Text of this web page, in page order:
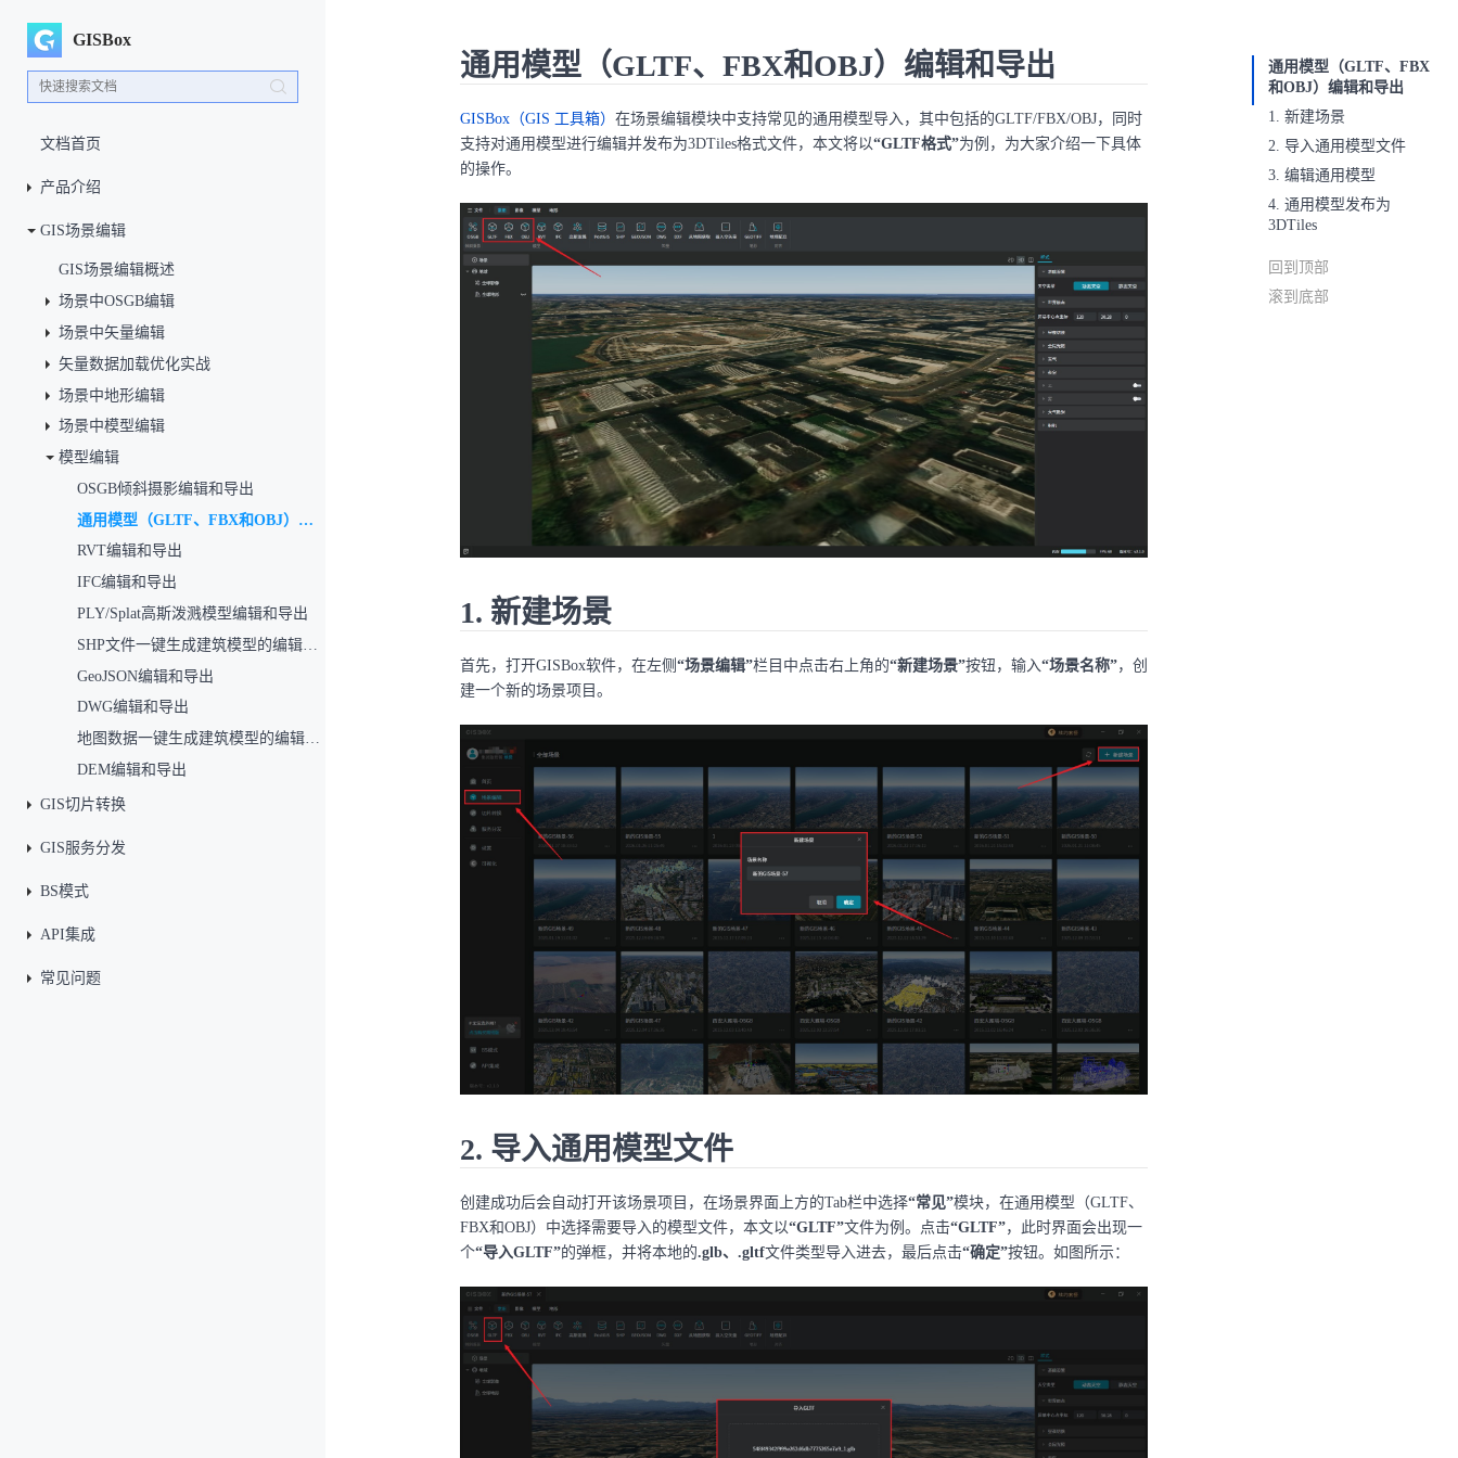
GISBox
文档首页
产品介绍
GIS场景编辑
GIS场景编辑概述
场景中OSGB编辑
场景中矢量编辑
矢量数据加载优化实战
场景中地形编辑
场景中模型编辑
模型编辑
OSGB倾斜摄影编辑和导出
通用模型（GLTF、FBX和OBJ）编辑和导出
RVT编辑和导出
IFC编辑和导出
PLY/Splat高斯泼溅模型编辑和导出
SHP文件一键生成建筑模型的编辑和导出
GeoJSON编辑和导出
DWG编辑和导出
地图数据一键生成建筑模型的编辑和导出
DEM编辑和导出
GIS切片转换
GIS服务分发
BS模式
API集成
常见问题
通用模型（GLTF、FBX和OBJ）编辑和导出
GISBox（GIS 工具箱） 在场景编辑模块中支持常见的通用模型导入，其中包括的GLTF/FBX/OBJ，同时
支持对通用模型进行编辑并发布为3DTiles格式文件，本文将以“GLTF格式”为例，为大家介绍一下具体
的操作。
1. 新建场景
首先，打开GISBox软件，在左侧 “场景编辑”栏目中点击右上角的“新建场景”按钮，输入“场景名称”，创
建一个新的场景项目。
2. 导入通用模型文件
创建成功后会自动打开该场景项目，在场景界面上方的Tab栏中选择“常见”模块，在通用模型（GLTF、
FBX和OBJ）中选择需要导入的模型文件，本文以“GLTF”文件为例。点击“GLTF”，此时界面会出现一
个“导入GLTF”的弹框，并将本地的.glb、.gltf文件类型导入进去，最后点击“确定”按钮。如图所示：
通用模型（GLTF、FBX
和OBJ）编辑和导出
1. 新建场景
2. 导入通用模型文件
3. 编辑通用模型
4. 通用模型发布为
3DTiles
回到顶部
滚到底部